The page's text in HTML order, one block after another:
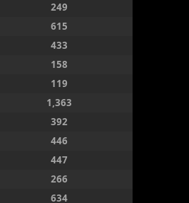
249
615
433
158
119
1,363
392
446
447
266
634